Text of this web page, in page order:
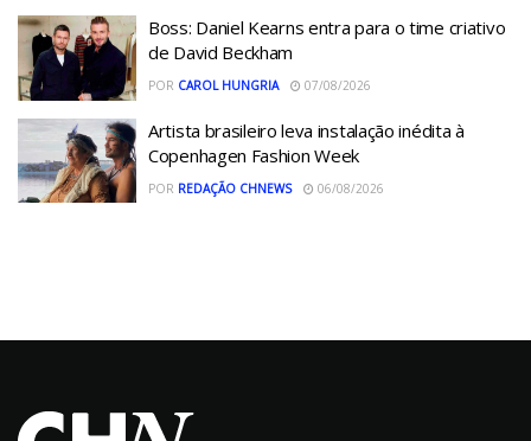
Boss: Daniel Kearns entra para o time criativo
de David Beckham
POR CAROL HUNGRIA 07/08/2026
Artista brasileiro leva instalação inédita à
Copenhagen Fashion Week
POR REDAÇÃO CHNEWS 06/08/2026